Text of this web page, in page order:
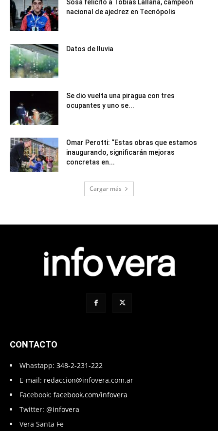
Sosa felicitó a Tobías Lallana, campeón
nacional de ajedrez en Tecnópolis
Datos de lluvia
Se dio vuelta una piragua con tres
ocupantes y uno se...
Omar Perotti: “Estas obras que estamos
inaugurando, significarán mejoras
concretas en...
Cargar más
CONTACTO
Whastapp: 348-2-231-222
E-mail: redaccion@infovera.com.ar
Facebook: facebook.com/infovera
Twitter: @infovera
Vera Santa Fe